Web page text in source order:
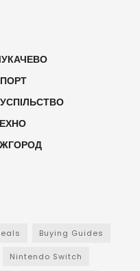
Buying Guides
Nintendo Switch